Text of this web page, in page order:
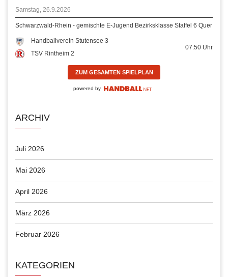
Samstag, 26.9.2026
Schwarzwald-Rhein - gemischte E-Jugend Bezirksklasse Staffel 6 Quer
Handballverein Stutensee 3
TSV Rintheim 2
07:50 Uhr
ZUM GESAMTEN SPIELPLAN
powered by
ARCHIV
Juli 2026
Mai 2026
April 2026
März 2026
Februar 2026
KATEGORIEN